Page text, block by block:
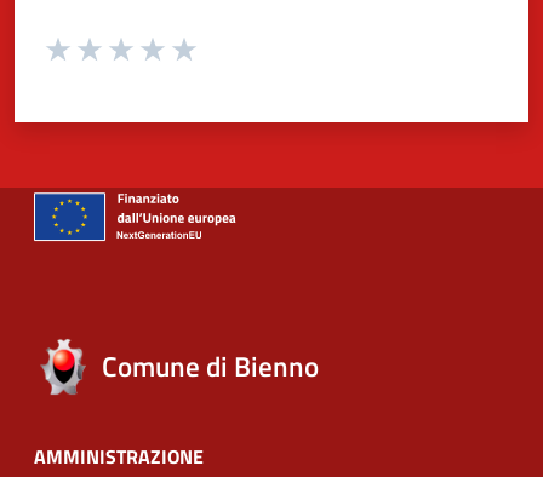
Valuta da 1 a 5 stelle la pagina
Comune di Bienno
AMMINISTRAZIONE